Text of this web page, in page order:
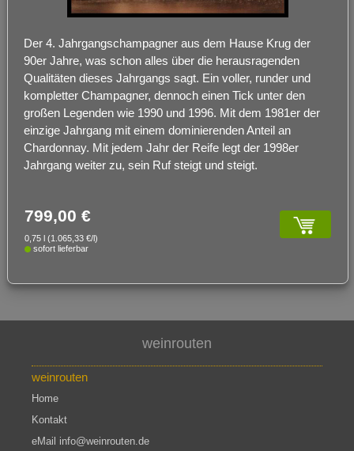
Der 4. Jahrgangschampagner aus dem Hause Krug der
90er Jahre, was schon alles über die herausragenden
Qualitäten dieses Jahrgangs sagt. Ein voller, runder und
kompletter Champagner, dennoch einen Tick unter den
großen Legenden wie 1990 und 1996. Mit dem 1981er der
einzige Jahrgang mit einem dominierenden Anteil an
Chardonnay. Mit jedem Jahr der Reife legt der 1998er
Jahrgang weiter zu, sein Ruf steigt und steigt.
799,00 €
0,75 l (1.065,33 €/l)
sofort lieferbar
weinrouten
weinrouten
Home
Kontakt
eMail info@weinrouten.de